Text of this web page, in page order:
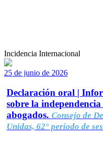
Incidencia Internacional
25 de junio de 2026
Declaración oral |
sobre la
abogados. Consejo de
Unidas, 62° período de